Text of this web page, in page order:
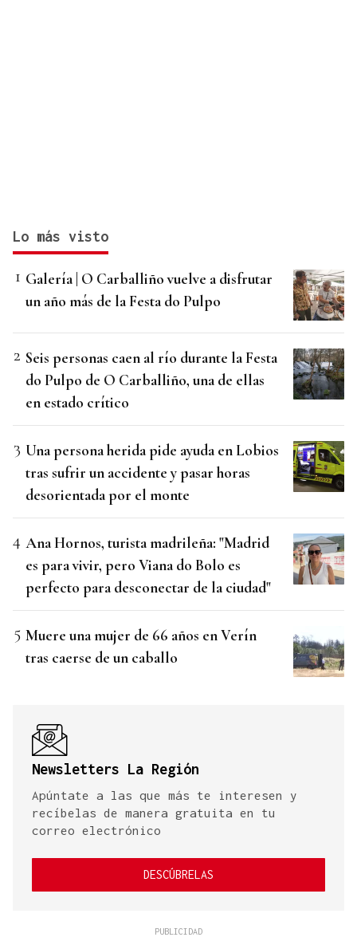
Lo más visto
Galería | O Carballiño vuelve a disfrutar
un año más de la Festa do Pulpo
Seis personas caen al río durante la Festa
do Pulpo de O Carballiño, una de ellas
en estado crítico
Una persona herida pide ayuda en Lobios
tras sufrir un accidente y pasar horas
desorientada por el monte
Ana Hornos, turista madrileña: "Madrid
es para vivir, pero Viana do Bolo es
perfecto para desconectar de la ciudad"
Muere una mujer de 66 años en Verín
tras caerse de un caballo
Newsletters La Región
Apúntate a las que más te interesen y
recíbelas de manera gratuita en tu
correo electrónico
DESCÚBRELAS